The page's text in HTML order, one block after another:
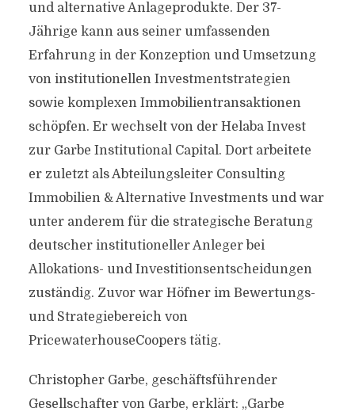
und alternative Anlageprodukte. Der 37-
Jährige kann aus seiner umfassenden
Erfahrung in der Konzeption und Umsetzung
von institutionellen Investmentstrategien
sowie komplexen Immobilientransaktionen
schöpfen. Er wechselt von der Helaba Invest
zur Garbe Institutional Capital. Dort arbeitete
er zuletzt als Abteilungsleiter Consulting
Immobilien & Alternative Investments und war
unter anderem für die strategische Beratung
deutscher institutioneller Anleger bei
Allokations- und Investitionsentscheidungen
zuständig. Zuvor war Höfner im Bewertungs-
und Strategiebereich von
PricewaterhouseCoopers tätig.
Christopher Garbe, geschäftsführender
Gesellschafter von Garbe, erklärt: „Garbe